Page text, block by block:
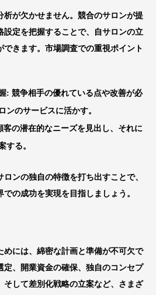
析が欠かせません。競合のサロンが提
設定を把握することで、自サロンの立
できます。市場調査での重視ポイント
: 競争相手の優れている点や改善が必
ンのサービスに活かす。
客の潜在的なニーズを見出し、それに
する。
ンの独自の特徴を打ち出すことで、
の成功を実現を目指しましょう。
めには、綿密な計画と準備が不可欠で
定、開業資金の確保、独自のコンセプ
そして差別化戦略の立案など、さまざ